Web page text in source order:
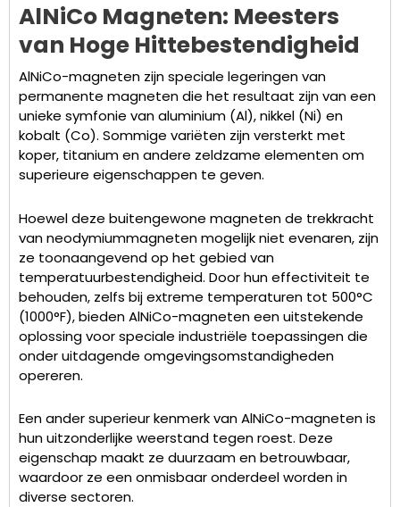
AlNiCo Magneten: Meesters
van Hoge Hittebestendigheid
AlNiCo-magneten zijn speciale legeringen van
permanente magneten die het resultaat zijn van een
unieke symfonie van aluminium (Al), nikkel (Ni) en
kobalt (Co). Sommige variëten zijn versterkt met
koper, titanium en andere zeldzame elementen om
superieure eigenschappen te geven.
Hoewel deze buitengewone magneten de trekkracht
van neodymiummagneten mogelijk niet evenaren, zijn
ze toonaangevend op het gebied van
temperatuurbestendigheid. Door hun effectiviteit te
behouden, zelfs bij extreme temperaturen tot 500°C
(1000°F), bieden AlNiCo-magneten een uitstekende
oplossing voor speciale industriële toepassingen die
onder uitdagende omgevingsomstandigheden
opereren.
Een ander superieur kenmerk van AlNiCo-magneten is
hun uitzonderlijke weerstand tegen roest. Deze
eigenschap maakt ze duurzaam en betrouwbaar,
waardoor ze een onmisbaar onderdeel worden in
diverse sectoren.